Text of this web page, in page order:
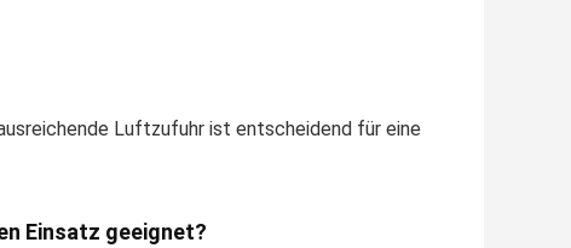
Luftzufuhr ist entscheidend für eine
Einsatz geeignet?